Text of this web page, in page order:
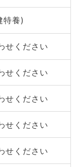
特養)
せください
せください
せください
せください
せください